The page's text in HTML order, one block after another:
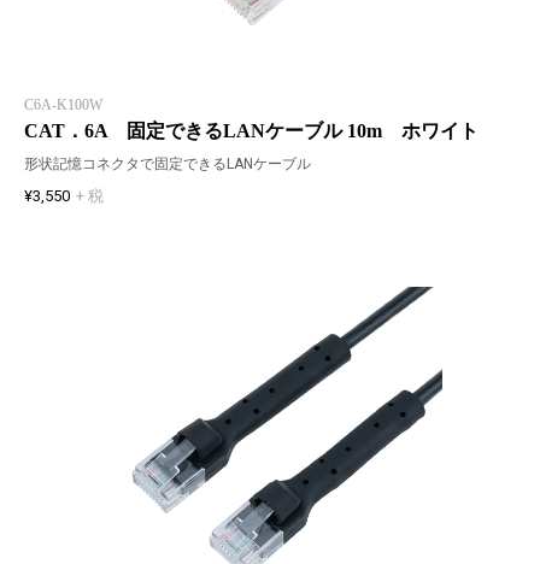
C6A-K100W
CAT．6A 固定できるLANケーブル 10m ホワイト
形状記憶コネクタで固定できるLANケーブル
¥3,550 + 税